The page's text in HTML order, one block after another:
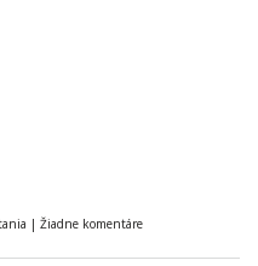
| Žiadne komentáre